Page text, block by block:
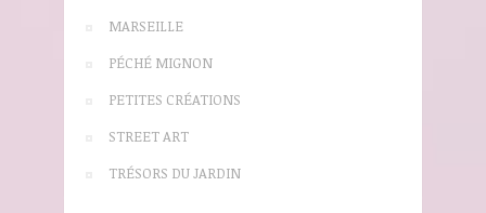
MARSEILLE
PÉCHÉ MIGNON
PETITES CRÉATIONS
STREET ART
TRÉSORS DU JARDIN